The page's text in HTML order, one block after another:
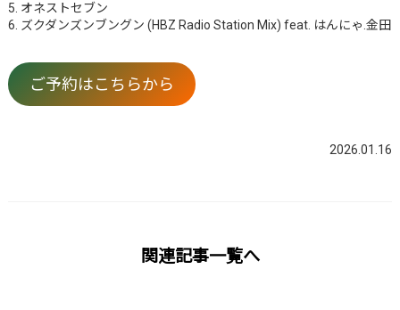
5. オネストセブン
6. ズクダンズンブングン (HBZ Radio Station Mix) feat. はんにゃ.金田
ご予約はこちらから
2026.01.16
関連記事一覧へ